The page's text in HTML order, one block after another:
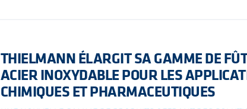
THIELMANN ÉLARGIT SA GAMME DE
ACIER INOXYDABLE POUR LES
CHIMIQUES ET PHARMACEUTIQUES